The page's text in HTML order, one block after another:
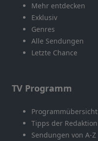
Mehr entdecken
Exklusiv
Genres
Alle Sendungen
Letzte Chance
TV Programm
Programmübersicht
Tipps der Redaktion
Sendungen von A-Z